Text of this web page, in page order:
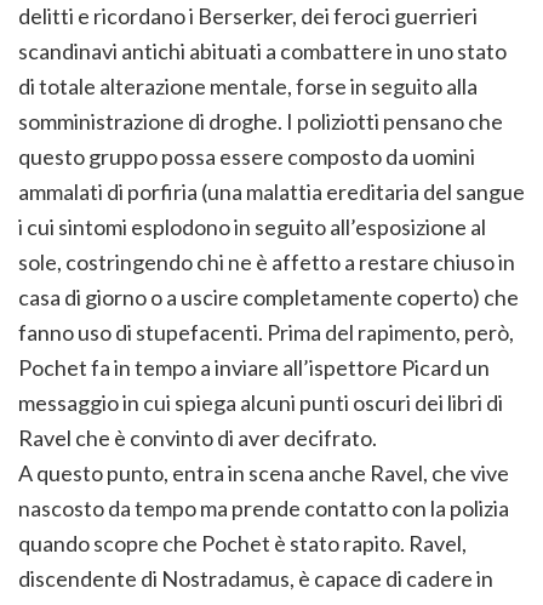
delitti e ricordano i Berserker, dei feroci guerrieri
scandinavi antichi abituati a combattere in uno stato
di totale alterazione mentale, forse in seguito alla
somministrazione di droghe. I poliziotti pensano che
questo gruppo possa essere composto da uomini
ammalati di porfiria (una malattia ereditaria del sangue
i cui sintomi esplodono in seguito all’esposizione al
sole, costringendo chi ne è affetto a restare chiuso in
casa di giorno o a uscire completamente coperto) che
fanno uso di stupefacenti. Prima del rapimento, però,
Pochet fa in tempo a inviare all’ispettore Picard un
messaggio in cui spiega alcuni punti oscuri dei libri di
Ravel che è convinto di aver decifrato.
A questo punto, entra in scena anche Ravel, che vive
nascosto da tempo ma prende contatto con la polizia
quando scopre che Pochet è stato rapito. Ravel,
discendente di Nostradamus, è capace di cadere in